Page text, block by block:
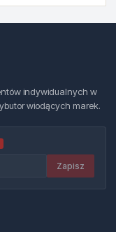
indywidualnych w
wiodących marek.
Zapisz